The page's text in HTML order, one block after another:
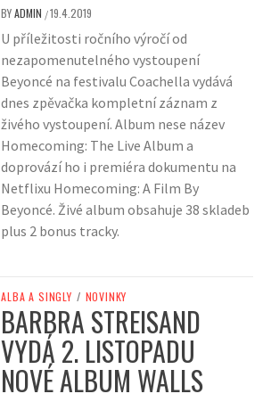
BYADMIN /19.4.2019
U příležitosti ročního výročí od
nezapomenutelného vystoupení
Beyoncé na festivalu Coachella vydává
dnes zpěvačka kompletní záznam z
živého vystoupení. Album nese název
Homecoming: The Live Album a
doprovází ho i premiéra dokumentu na
Netflixu Homecoming: A Film By
Beyoncé. Živé album obsahuje 38 skladeb
plus 2 bonus tracky.
ALBA A SINGLY / NOVINKY
BARBRA STREISAND
VYDÁ 2. LISTOPADU
NOVÉ ALBUM WALLS